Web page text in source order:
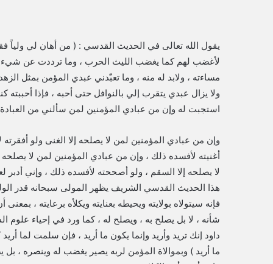
يقول الله تعالى في الحديث القدسي : ( من أهان لي ولياً
لأغضب لهم كما يغضب الليث الحرب ، وما ترددت عن شيء
مساءته ، ولابد له منه ، وما تعبّدني عبدي المؤمن بمثل
ولا يزال عبدي يتقرب إلي بالنوافل حتى أحبه ، فإذا
استجبت له وإن من عبادي المؤمنين لمن سألني من
وإن من عبادي المؤمنين لمن لا يصلحه إلا الغنى ولو
أغنيته لأفسده ذلك ، وإن من عبادي المؤمنين لمن لا
هذا الحديث القدسي الشريف يظهر المولى سبحانه قدر الولي
فإنه سيتولاه بولايته ويحيطه بعنايته ويكلأه برعايته ،
شأنه ، لا بل يصلح به ، ويصلح له ، كما ورد في إحياء علوم
داود إنك تريد وأريد وإنما يكون ما أريد ، فإن سلمت لما
ما أريد ) وبموالاة المؤمن لربه يصير يغضب له وينصره ،